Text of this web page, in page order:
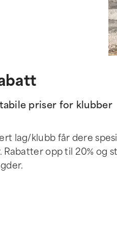
priser for klubber
lag/klubb får dere
Rabatter opp til 20% og